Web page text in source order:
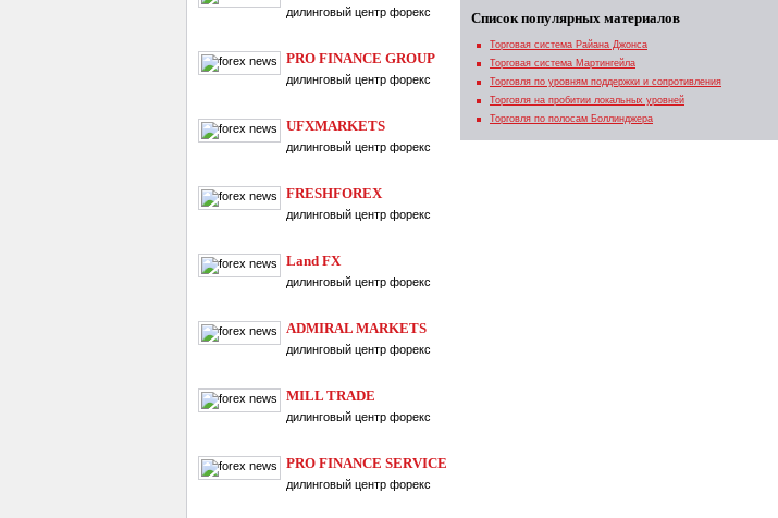
дилинговый центр форекс
PRO FINANCE GROUP
дилинговый центр форекс
UFXMARKETS
дилинговый центр форекс
FRESHFOREX
дилинговый центр форекс
Land FX
дилинговый центр форекс
ADMIRAL MARKETS
дилинговый центр форекс
MILL TRADE
дилинговый центр форекс
PRO FINANCE SERVICE
дилинговый центр форекс
Список популярных материалов
Торговая система Райана Джонса
Торговая система Мартингейла
Торговля по уровням поддержки и сопротивления
Торговля на пробитии локальных уровней
Торговля по полосам Боллинджера